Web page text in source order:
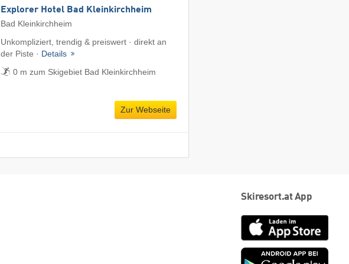
Explorer Hotel Bad Kleinkirchheim
Bad Kleinkirchheim
Unkompliziert, trendig & preiswert · direkt an
der Piste · Details
0 m zum Skigebiet Bad Kleinkirchheim
Zur Webseite
Skiresort.at App
App
Store